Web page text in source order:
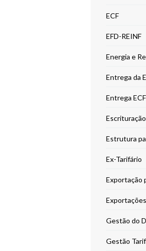
ECF
EFD-REINF
Energia e
Entrega da
Entrega ECF
Estrutura
Ex-Tarifário
Exportação
Exportações
Gestão do
Gestão